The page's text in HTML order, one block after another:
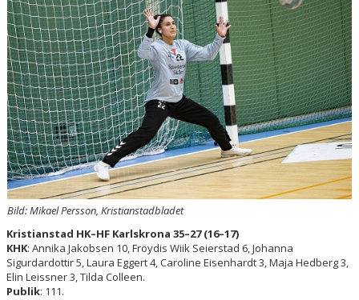
FÖRENINGEN
OM OSS
KONTAKT
Bild: Mikael Persson, Kristianstadbladet
Kristianstad HK–HF Karlskrona 35–27 (16–17)
KHK: Annika Jakobsen 10, Fröydis Wiik Seierstad 6, Johanna
Sigurdardottir 5, Laura Eggert 4, Caroline Eisenhardt 3, Maja Hedberg 3,
Elin Leissner 3, Tilda Colleen.
Publik: 111.